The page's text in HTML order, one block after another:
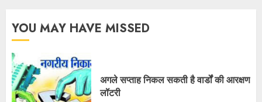
YOU MAY HAVE MISSED
अगले सप्ताह निकल सकती है वार्डों की आरक्षण
लॉटरी